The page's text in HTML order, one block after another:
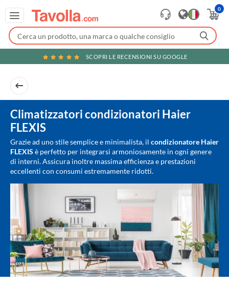
0
SCOPRI LE RECENSIONI SU GOOGLE
Climatizzatori condizionatori Haier
FLEXIS
Grazie ad uno stile semplice e minimalista, il condizionatore Haier
FLEXIS è perfetto per integrarsi armoniosamente in ogni genere
di interni. Assicura inoltre massima efficienza e prestazioni
eccellenti con consumi estremamente ridotti.